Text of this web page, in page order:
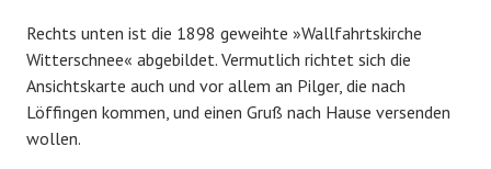
Rechts unten ist die 1898 geweihte »Wallfahrtskirche
Witterschnee« abgebildet. Vermutlich richtet sich die
Ansichtskarte auch und vor allem an Pilger, die nach
Löffingen kommen, und einen Gruß nach Hause versenden
wollen.